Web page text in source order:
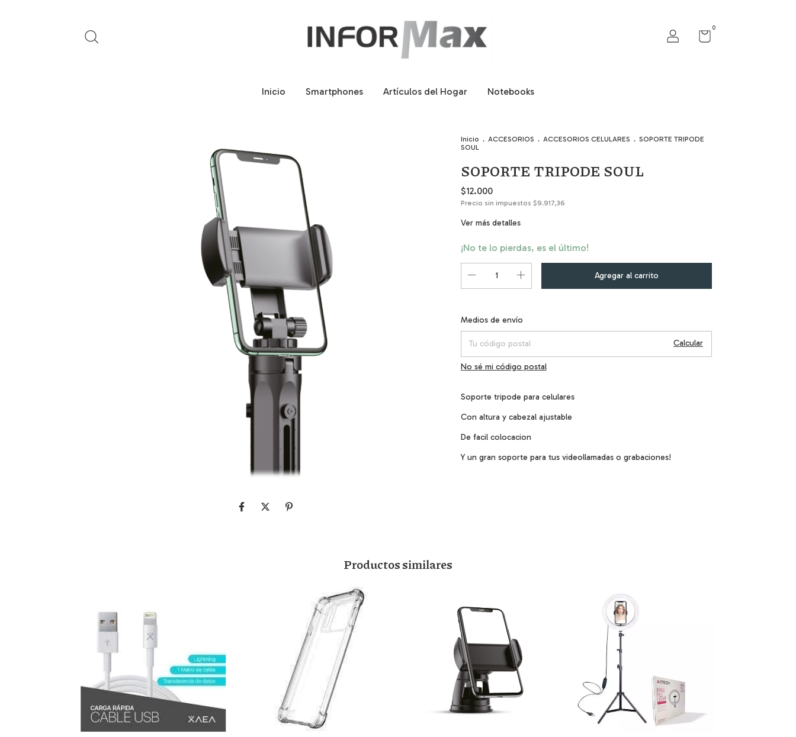
0
Inicio Smartphones Artículos del Hogar Notebooks
Inicio . ACCESORIOS . ACCESORIOS CELULARES . SOPORTE TRIPODE
SOUL
SOPORTE TRIPODE SOUL
$12.000
Precio sin impuestos $9.917,36
Ver más detalles
¡No te lo pierdas, es el último!
Entregas para el CP:
Medios de envío
Calcular
No sé mi código postal
Soporte tripode para celulares
Con altura y cabezal ajustable
De facil colocacion
Y un gran soporte para tus videollamadas o grabaciones!
Productos similares